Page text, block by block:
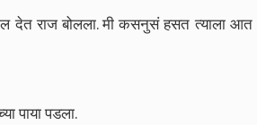
देत राज बोलला. मी कसनुसं हसत त्याला आत
पाया पडला.